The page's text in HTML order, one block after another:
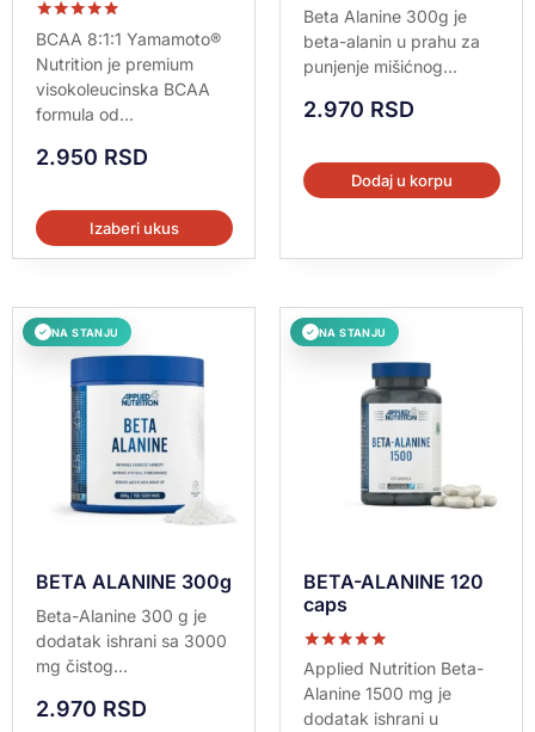
Ocenjeno sa
5.00
od 5
BCAA 8:1:1 Yamamoto®
Nutrition je premium
visokoleucinska BCAA
formula od...
2.950 RSD
Izaberi ukus
Ocenjeno sa
5.00
od 5
Beta Alanine 300g je
beta-alanin u prahu za
punjenje mišićnog...
2.970 RSD
Dodaj u korpu
✓ NA STANJU
BETA ALANINE 300g
Beta-Alanine 300 g je
dodatak ishrani sa 3000
mg čistog...
2.970 RSD
✓ NA STANJU
BETA-ALANINE 120
caps
Ocenjeno sa
5.00
od 5
Applied Nutrition Beta-
Alanine 1500 mg je
dodatak ishrani u